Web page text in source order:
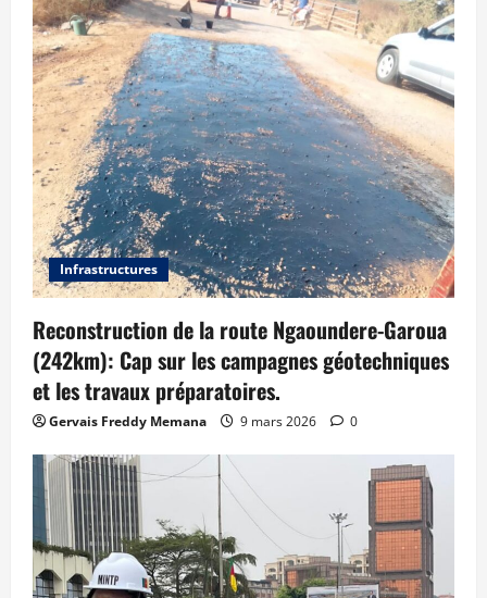
Infrastructures
Reconstruction de la route Ngaoundere-Garoua
(242km): Cap sur les campagnes géotechniques
et les travaux préparatoires.
Gervais Freddy Memana 9 mars 2026 0